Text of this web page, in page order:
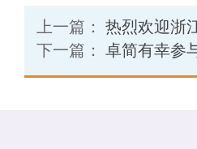
上一篇： 热烈欢迎浙
下一篇： 卓简有幸参